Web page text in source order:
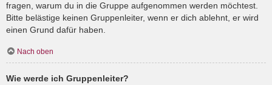
fragen, warum du in die Gruppe aufgenommen werden möchtest.
Bitte belästige keinen Gruppenleiter, wenn er dich ablehnt, er wird
einen Grund dafür haben.
Nach oben
Wie werde ich Gruppenleiter?